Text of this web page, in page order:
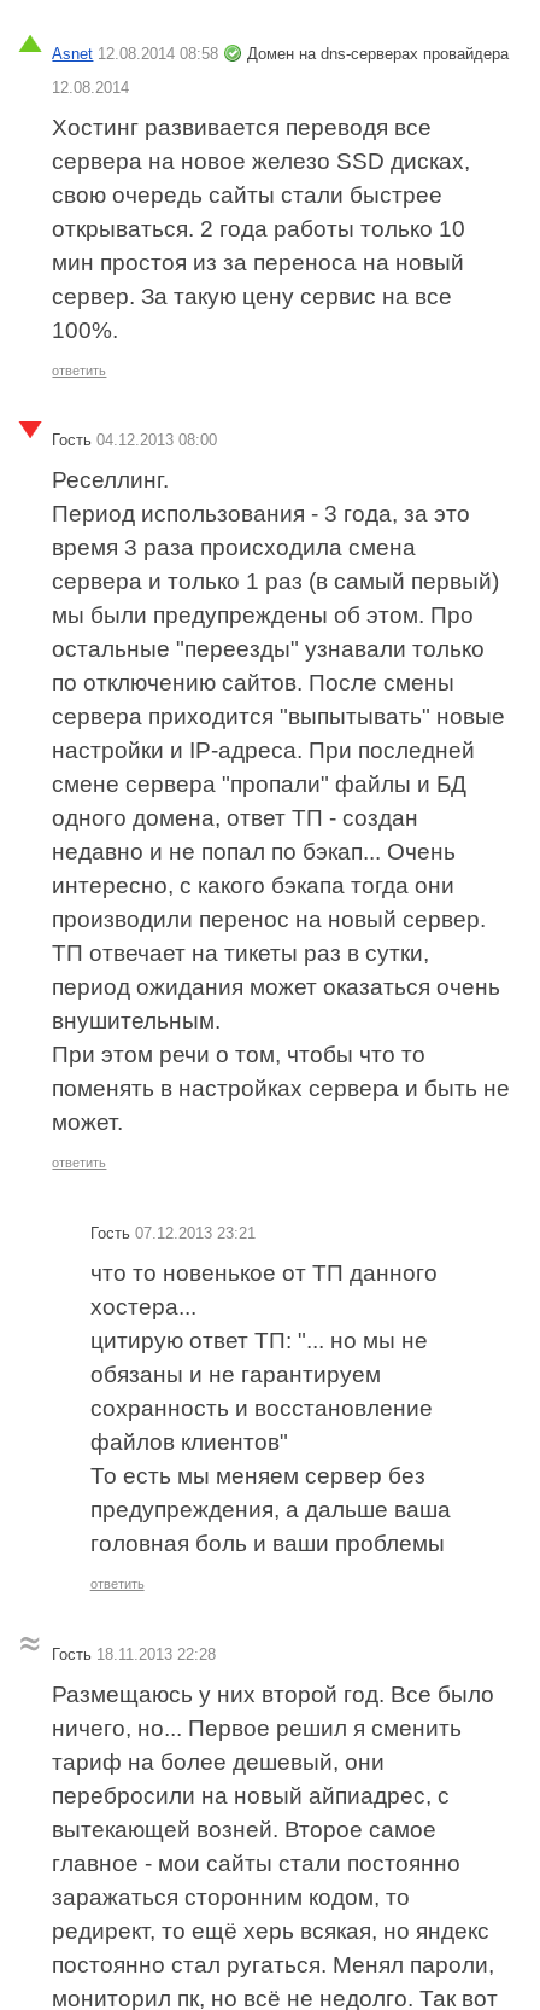
Asnet 12.08.2014 08:58
Домен на dns-серверах провайдера
12.08.2014
Хостинг развивается переводя все
сервера на новое железо SSD дисках,
свою очередь сайты стали быстрее
открываться. 2 года работы только 10
мин простоя из за переноса на новый
сервер. За такую цену сервис на все
100%.
ответить
Гость 04.12.2013 08:00
Реселлинг.
Период использования - 3 года, за это
время 3 раза происходила смена
сервера и только 1 раз (в самый первый)
мы были предупреждены об этом. Про
остальные "переезды" узнавали только
по отключению сайтов. После смены
сервера приходится "выпытывать" новые
настройки и IP-адреса. При последней
смене сервера "пропали" файлы и БД
одного домена, ответ ТП - создан
недавно и не попал по бэкап... Очень
интересно, с какого бэкапа тогда они
производили перенос на новый сервер.
ТП отвечает на тикеты раз в сутки,
период ожидания может оказаться очень
внушительным.
При этом речи о том, чтобы что то
поменять в настройках сервера и быть не
может.
ответить
Гость 07.12.2013 23:21
что то новенькое от ТП данного
хостера...
цитирую ответ ТП: "... но мы не
обязаны и не гарантируем
сохранность и восстановление
файлов клиентов"
То есть мы меняем сервер без
предупреждения, а дальше ваша
головная боль и ваши проблемы
ответить
Гость 18.11.2013 22:28
Размещаюсь у них второй год. Все было
ничего, но... Первое решил я сменить
тариф на более дешевый, они
перебросили на новый айпиадрес, с
вытекающей возней. Второе самое
главное - мои сайты стали постоянно
заражаться сторонним кодом, то
редирект, то ещё херь всякая, но яндекс
постоянно стал ругаться. Менял пароли,
мониторил пк, но всё не недолго. Так вот